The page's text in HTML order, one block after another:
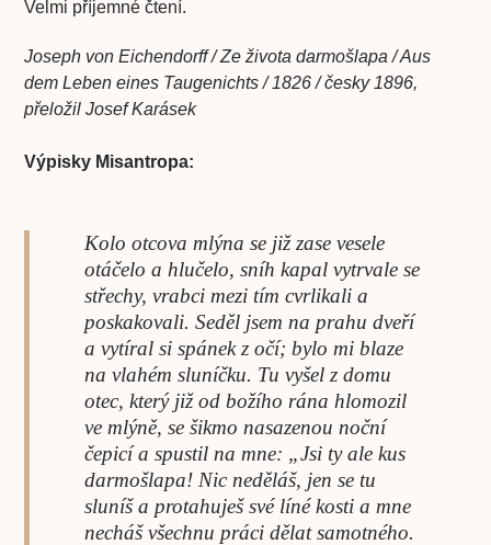
Velmi příjemné čtení.
Joseph von Eichendorff / Ze života darmošlapa / Aus
dem Leben eines Taugenichts / 1826 / česky 1896,
přeložil Josef Karásek
Výpisky Misantropa:
Kolo otcova mlýna se již zase vesele
otáčelo a hlučelo, sníh kapal vytrvale se
střechy, vrabci mezi tím cvrlikali a
poskakovali. Seděl jsem na prahu dveří
a vytíral si spánek z očí; bylo mi blaze
na vlahém sluníčku. Tu vyšel z domu
otec, který již od božího rána hlomozil
ve mlýně, se šikmo nasazenou noční
čepicí a spustil na mne: „Jsi ty ale kus
darmošlapa! Nic neděláš, jen se tu
sluníš a protahuješ své líné kosti a mne
necháš všechnu práci dělat samotného.